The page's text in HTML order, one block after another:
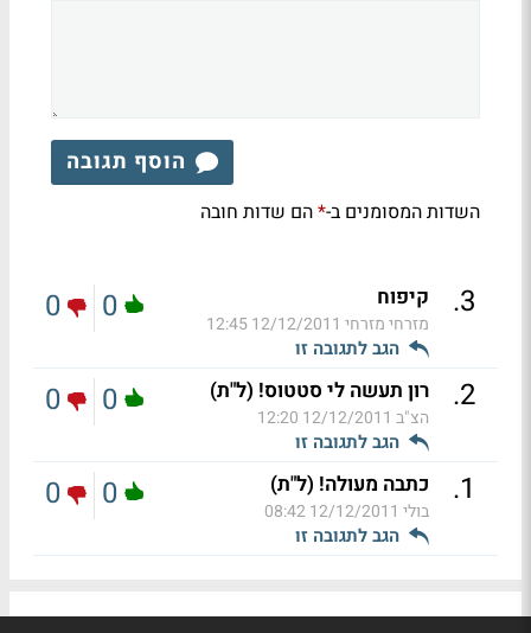
הוסף תגובה
השדות המסומנים ב-*הם שדות חובה
3
. קיפוח
מזרחי מזרחי 12/12/2011 12:45
הגב לתגובה זו
0
0
2
. רון תעשה לי סטטוס! (ל"ת)
הצ"ב 12/12/2011 12:20
הגב לתגובה זו
0
0
1
. כתבה מעולה! (ל"ת)
בולי 12/12/2011 08:42
הגב לתגובה זו
0
0